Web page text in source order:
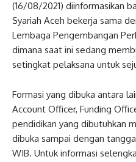
(16/08/2021) diinformasikan
Syariah Aceh bekerja sama
Lembaga Pengembangan
dimana saat ini sedang
setingkat pelaksana untuk
Formasi yang dibuka antara
Account Officer, Funding
pendidikan yang dibutuhkan
dibuka sampai dengan
WIB. Untuk informasi